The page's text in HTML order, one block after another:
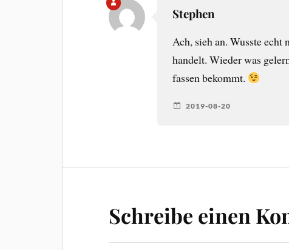
Stephen
Ach, sieh an. Wusste echt
handelt. Wieder was
fassen bekommt.
2019-08-20
Schreibe einen